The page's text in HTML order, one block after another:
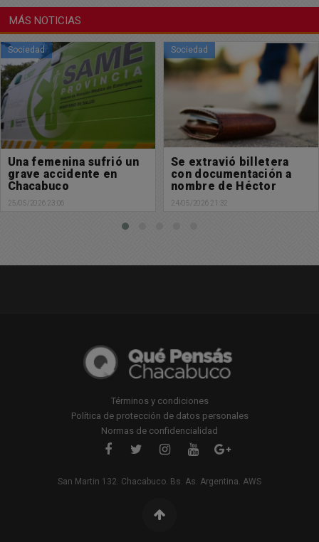
MÁS NOTICIAS
Sociedad
Se extravió billetera
con documentación a
nombre de Héctor
Esteban Franichebich
24/05/2026 21:32
Policiales
Un bebe y otras 4
personas perdieron la
vida en un terrible
accidente
24/05/2026 10:13
Términos y condiciones
Política de protección de datos personales
Normas de confidencialidad
San Martin 132. Chacabuco. Bs. As. Argentina. AWS